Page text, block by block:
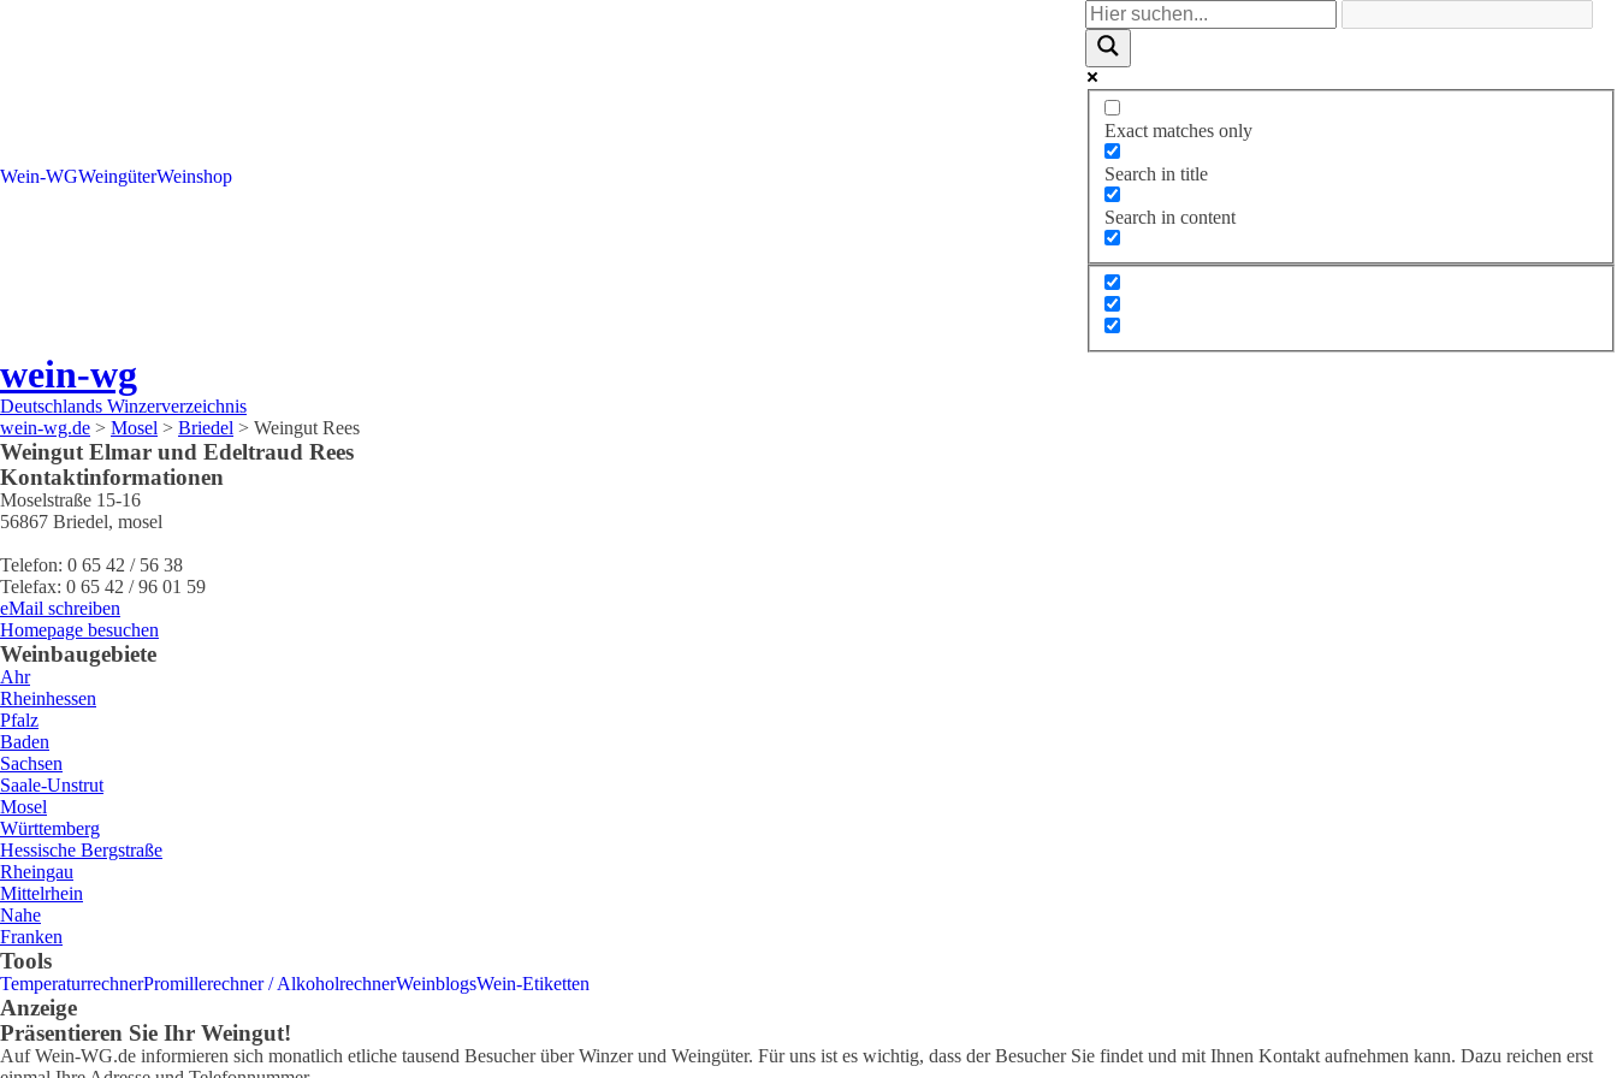
Wein-WGWeingüterWeinshop
Exact matches only
Search in title
Search in content
wein-wg
Deutschlands Winzerverzeichnis
wein-wg.de > Mosel > Briedel > Weingut Rees
Weingut Elmar und Edeltraud Rees
Kontaktinformationen
Moselstraße 15-16
56867 Briedel, mosel
Telefon: 0 65 42 / 56 38
Telefax: 0 65 42 / 96 01 59
eMail schreiben
Homepage besuchen
Weinbaugebiete
Ahr
Rheinhessen
Pfalz
Baden
Sachsen
Saale-Unstrut
Mosel
Württemberg
Hessische Bergstraße
Rheingau
Mittelrhein
Nahe
Franken
Tools
TemperaturrechnerPromillerechner / AlkoholrechnerWeinblogsWein-Etiketten
Anzeige
Präsentieren Sie Ihr Weingut!
Auf Wein-WG.de informieren sich monatlich etliche tausend Besucher über Winzer und Weingüter. Für uns ist es wichtig, dass der Besucher Sie findet und mit Ihnen Kontakt aufnehmen kann. Dazu reichen erst